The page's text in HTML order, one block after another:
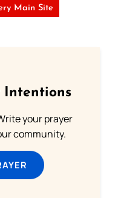
Main Site
Intentions
your prayer
community.